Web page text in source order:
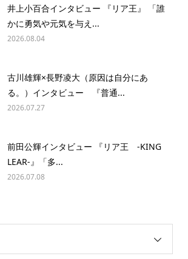
井上小百合インタビュー 『リア王』 「誰
かに勇気や元気を与え...
2026.08.04
古川雄輝×長野凌大（原因は自分にあ
る。）インタビュー 『普通...
2026.07.27
前田公輝インタビュー 『リア王 -KING
LEAR-』「多...
2026.07.08